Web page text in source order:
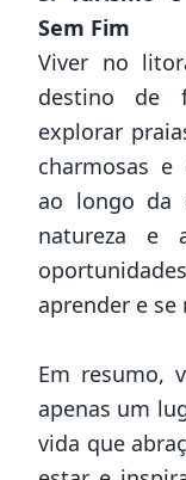
Sem Fim
Viver no
destino de
explorar
charmosas e
ao longo da
natureza e
aprender e se
Em resumo,
apenas um
vida que